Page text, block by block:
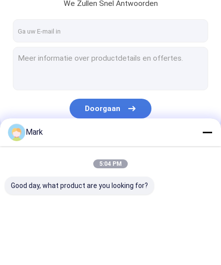
Matte verfbeschermingsfilm
Verfbeschermingsfolie van koolstofvezel
de film van de koplampbescherming
Verf van autoglazen
We Zullen Snel Antwoorden
Doorgaan
Onze Categorieën
Mark
5:04 PM
Good day, what product are you looking for?